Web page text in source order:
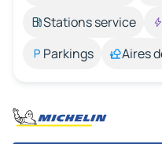
Stations service
Parkings
Aires